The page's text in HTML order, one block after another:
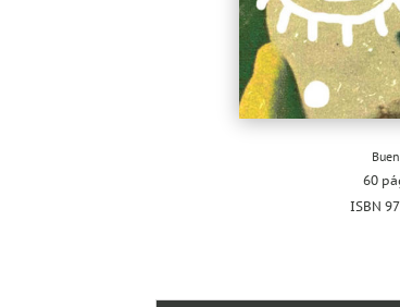
60
ISBN